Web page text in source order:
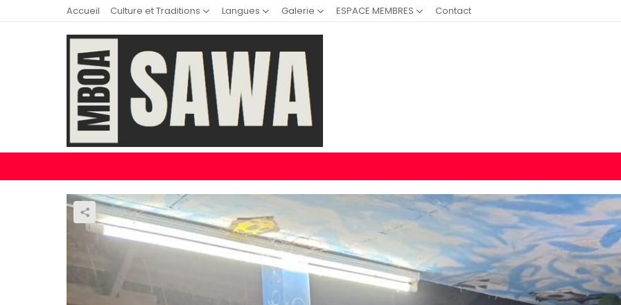
Accueil Culture et Traditions Langues Galerie ESPACE MEMBRES Contact